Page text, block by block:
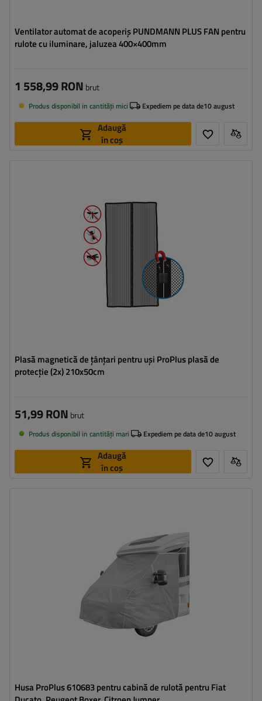
Ventilator automat de acoperiș PUNDMANN PLUS FAN pentru
rulote cu iluminare, jaluzea 400×400mm
1 558,99 RON brut
Produs disponibil in cantități mici Expediem pe data de10 august
Adaugă
în coș
Plasă magnetică de țânțari pentru uși ProPlus plasă de
protecție (2x) 210x50cm
51,99 RON brut
Produs disponibil in cantități mari Expediem pe data de10 august
Adaugă
în coș
Husa ProPlus 610683 pentru cabină de rulotă pentru Fiat